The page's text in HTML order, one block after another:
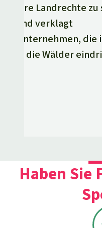
ihre Landrechte
und verklagt
Unternehmen, die
in die Wälder
Haben Sie